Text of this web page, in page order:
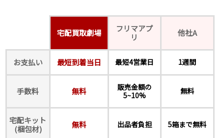
宅配買取劇場
フリマアプ
リ
他社A
お支払い 最短到着当日 最短4営業日 1週間
手数料 無料
販売金額の
5~10%
無料
宅配キット
(梱包材)
無料 出品者負担 5箱まで無料